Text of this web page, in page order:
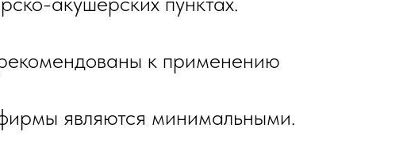
к применению
являются минимальными.